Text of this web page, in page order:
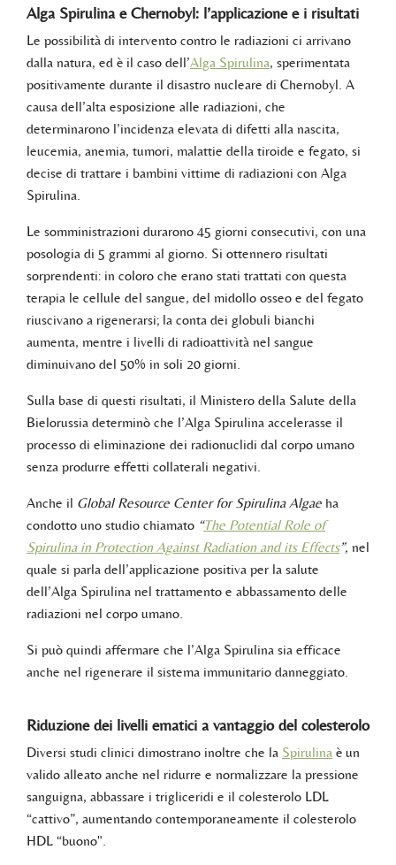
Alga Spirulina e Chernobyl: l’applicazione e i risultati
Le possibilità di intervento contro le radiazioni ci arrivano
dalla natura, ed è il caso dell’Alga Spirulina, sperimentata
positivamente durante il disastro nucleare di Chernobyl. A
causa dell’alta esposizione alle radiazioni, che
determinarono l’incidenza elevata di difetti alla nascita,
leucemia, anemia, tumori, malattie della tiroide e fegato, si
decise di trattare i bambini vittime di radiazioni con Alga
Spirulina.
Le somministrazioni durarono 45 giorni consecutivi, con una
posologia di 5 grammi al giorno. Si ottennero risultati
sorprendenti: in coloro che erano stati trattati con questa
terapia le cellule del sangue, del midollo osseo e del fegato
riuscivano a rigenerarsi; la conta dei globuli bianchi
aumenta, mentre i livelli di radioattività nel sangue
diminuivano del 50% in soli 20 giorni.
Sulla base di questi risultati, il Ministero della Salute della
Bielorussia determinò che l’Alga Spirulina accelerasse il
processo di eliminazione dei radionuclidi dal corpo umano
senza produrre effetti collaterali negativi.
Anche il Global Resource Center for Spirulina Algae ha
condotto uno studio chiamato “The Potential Role of
Spirulina in Protection Against Radiation and its Effects”, nel
quale si parla dell’applicazione positiva per la salute
dell’Alga Spirulina nel trattamento e abbassamento delle
radiazioni nel corpo umano.
Si può quindi affermare che l’Alga Spirulina sia efficace
anche nel rigenerare il sistema immunitario danneggiato.
Riduzione dei livelli ematici a vantaggio del colesterolo
Diversi studi clinici dimostrano inoltre che la Spirulina è un
valido alleato anche nel ridurre e normalizzare la pressione
sanguigna, abbassare i trigliceridi e il colesterolo LDL
“cattivo”, aumentando contemporaneamente il colesterolo
HDL “buono".